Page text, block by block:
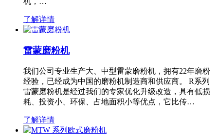
了解详情
雷蒙磨粉机
我们公司专业生产大、中型雷蒙磨粉机，拥有22年磨粉
经验，已经成为中国的磨粉机制造商和供应商。 R系列
雷蒙磨粉机是经过我们的专家优化升级改造，具有低损
耗、投资小、环保、占地面积小等优点，它比传…
了解详情